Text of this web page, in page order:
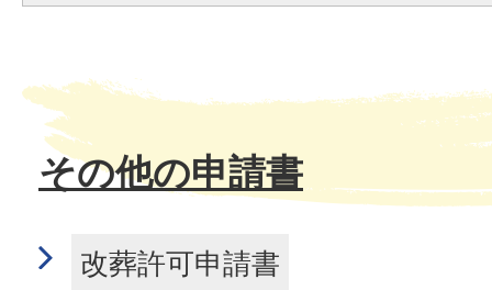
その他の申請書
改葬許可申請書